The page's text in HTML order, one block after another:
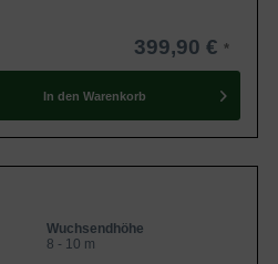
399,90 €
In den Warenkorb
Wuchsendhöhe
8 - 10 m